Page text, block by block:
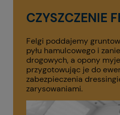
CZYSZCZENIE
Felgi poddajemy
pyłu hamulcowego i
drogowych, a opony
przygotowując je do
zabezpieczenia
zarysowaniami.